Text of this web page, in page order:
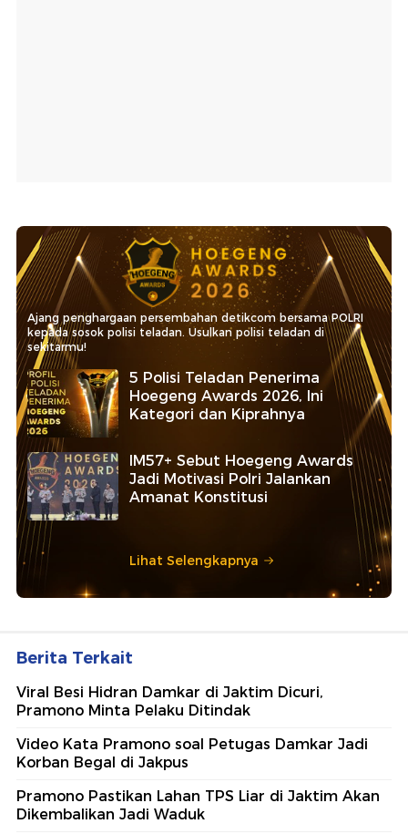
Ajang penghargaan persembahan detikcom bersama POLRI
kepada sosok polisi teladan. Usulkan polisi teladan di
sekitarmu!
5 Polisi Teladan Penerima
Hoegeng Awards 2026, Ini
Kategori dan Kiprahnya
IM57+ Sebut Hoegeng Awards
Jadi Motivasi Polri Jalankan
Amanat Konstitusi
Lihat Selengkapnya
Berita Terkait
Viral Besi Hidran Damkar di Jaktim Dicuri,
Pramono Minta Pelaku Ditindak
Video Kata Pramono soal Petugas Damkar Jadi
Korban Begal di Jakpus
Pramono Pastikan Lahan TPS Liar di Jaktim Akan
Dikembalikan Jadi Waduk